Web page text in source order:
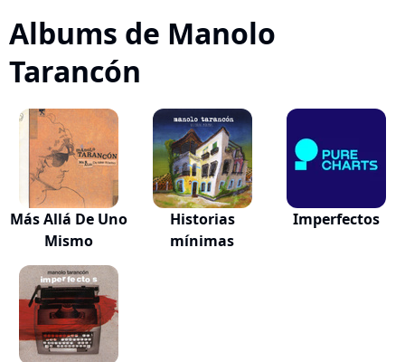
Albums de Manolo
Tarancón
Más Allá De Uno
Mismo
Historias
mínimas
Imperfectos